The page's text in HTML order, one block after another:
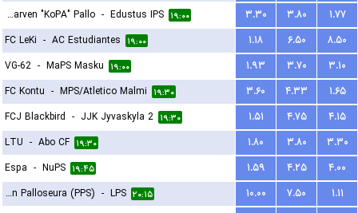
Kotajarven "KoPA" Pallo
- Edustus IPS ۱۹:۰۰ ۳.۳۰ ۳.۸۰
۱.۷۷
FC LeKi - AC Estudiantes ۱۹:۰۰ ۱.۱۸ ۶.۵۰
۸.۵۰
VG-62 - MaPS Masku ۱۹:۰۰ ۱.۹۳ ۳.۷۰
۳.۱۰
FC Kontu - MPS/Atletico Malmi ۱۹:۳۰ ۳.۶۰ ۴.۳۳
۱.۶۵
FCJ Blackbird - JJK Jyvaskyla 2 ۱۹:۳۰ ۱.۵۱ ۴.۷۵
۴.۱۵
LTU - Abo CF ۱۹:۳۰ ۱.۸۰ ۳.۸۰
۳.۳۰
Espa - NuPS ۱۹:۴۵ ۱.۵۹ ۴.۲۵
۴.۰۰
Pakkalan Palloseura (PPS)
- LPS ۲۰:۱۵ ۱۰.۰۰ ۷.۵۰
۱.۱۱